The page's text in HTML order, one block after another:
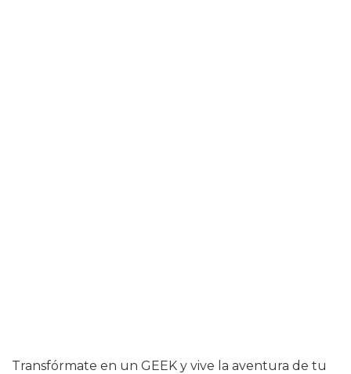
Transfórmate en un GEEK y vive la aventura de tu